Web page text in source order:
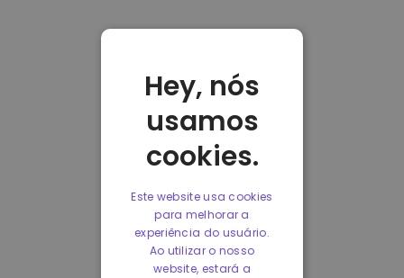
Hey, nós
usamos
cookies.
Este website usa cookies
para melhorar a
experiência do usuário.
Ao utilizar o nosso
website, estará a